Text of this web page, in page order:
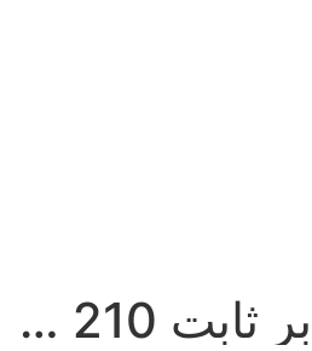
اره فارسی بر ثابت 210 میلی متری اوزیتو استرالیا